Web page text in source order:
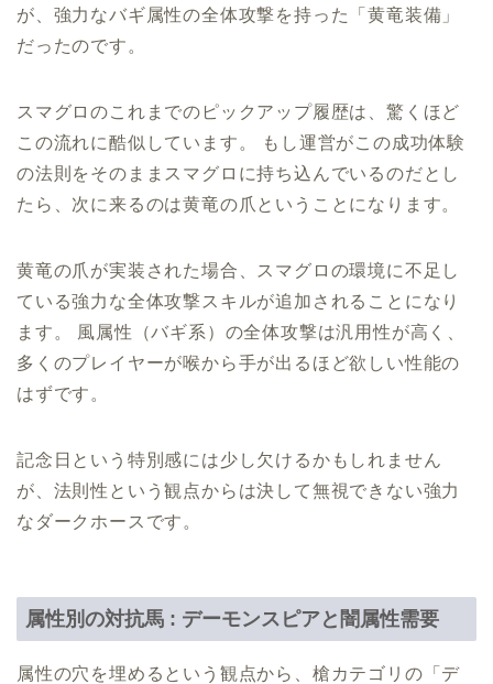
が、強力なバギ属性の全体攻撃を持った「黄竜装備」
だったのです。
スマグロのこれまでのピックアップ履歴は、驚くほど
この流れに酷似しています。 もし運営がこの成功体験
の法則をそのままスマグロに持ち込んでいるのだとし
たら、次に来るのは黄竜の爪ということになります。
黄竜の爪が実装された場合、スマグロの環境に不足し
ている強力な全体攻撃スキルが追加されることになり
ます。 風属性（バギ系）の全体攻撃は汎用性が高く、
多くのプレイヤーが喉から手が出るほど欲しい性能の
はずです。
記念日という特別感には少し欠けるかもしれません
が、法則性という観点からは決して無視できない強力
なダークホースです。
属性別の対抗馬 : デーモンスピアと闇属性需要
属性の穴を埋めるという観点から、槍カテゴリの「デ